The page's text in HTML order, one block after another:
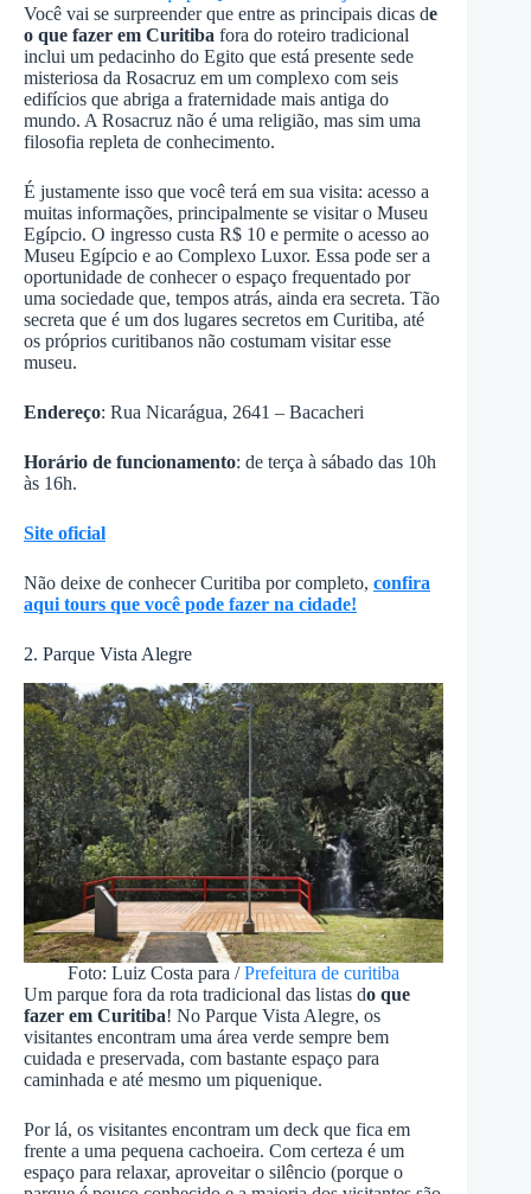
Você vai se surpreender que entre as principais dicas de
o que fazer em Curitiba fora do roteiro tradicional
inclui um pedacinho do Egito que está presente sede
misteriosa da Rosacruz em um complexo com seis
edifícios que abriga a fraternidade mais antiga do
mundo. A Rosacruz não é uma religião, mas sim uma
filosofia repleta de conhecimento.
É justamente isso que você terá em sua visita: acesso a
muitas informações, principalmente se visitar o Museu
Egípcio. O ingresso custa R$ 10 e permite o acesso ao
Museu Egípcio e ao Complexo Luxor. Essa pode ser a
oportunidade de conhecer o espaço frequentado por
uma sociedade que, tempos atrás, ainda era secreta. Tão
secreta que é um dos lugares secretos em Curitiba, até
os próprios curitibanos não costumam visitar esse
museu.
Endereço: Rua Nicarágua, 2641 – Bacacheri
Horário de funcionamento: de terça à sábado das 10h
às 16h.
Site oficial
Não deixe de conhecer Curitiba por completo, confira
aqui tours que você pode fazer na cidade!
2. Parque Vista Alegre
Foto: Luiz Costa para /Prefeitura de curitiba
Um parque fora da rota tradicional das listas do que
fazer em Curitiba! No Parque Vista Alegre, os
visitantes encontram uma área verde sempre bem
cuidada e preservada, com bastante espaço para
caminhada e até mesmo um piquenique.
Por lá, os visitantes encontram um deck que fica em
frente a uma pequena cachoeira. Com certeza é um
espaço para relaxar, aproveitar o silêncio (porque o